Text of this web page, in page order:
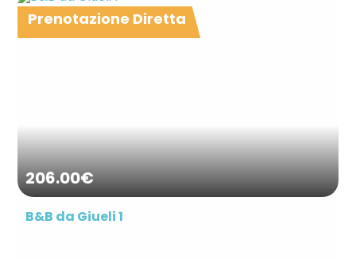
206.00€
Prenotazione Diretta
B&B da Giueli 1